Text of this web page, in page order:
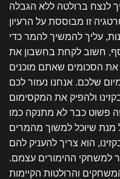
לנצח ברולטה ללא הגבלה
זו מבוססת על הרעיון
עליך להמשיך להמר כדי
חשוב לקחת בחשבון את
את הסכומים שאתם מוכנים
שלכם. אנחנו נעזור לכם
ולהפיק את המקסימום
פשוט כבר לא מתנקה כמו
שיוכל למשוך מהמרים
הוא צריך להעניק להם
למשחקי ההימורים עצמם.
והרולטות הקיימות